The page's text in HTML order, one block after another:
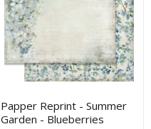
Papper Reprint - Summer
Garden - Blueberries